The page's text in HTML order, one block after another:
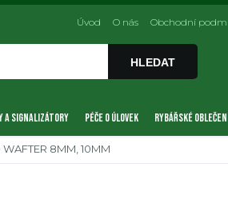
HLEDAT
Úvod O nás Obchodní
A SIGNALIZÁTORY PÉČE O ÚLOVEK RYBÁŘSKÉ
8MM, 10MM